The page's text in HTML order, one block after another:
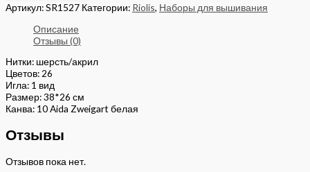
Артикул:SR1527 Категории: Riolis, Наборы для вышивания
Описание
Отзывы (0)
Нитки: шерсть/акрил
Цветов: 26
Игла: 1 вид
Размер: 38*26 см
Канва: 10 Aida Zweigart белая
Отзывы
Отзывов пока нет.